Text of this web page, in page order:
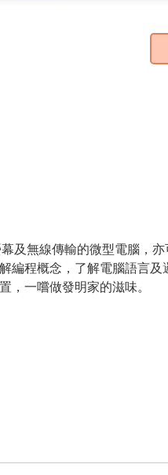
及無線傳輸的微型電腦，
編程概念，了解電腦語言及
，一嚐做發明家的滋味。